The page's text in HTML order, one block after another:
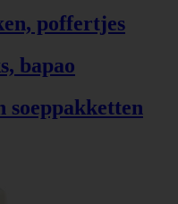
poffertjes
bapao